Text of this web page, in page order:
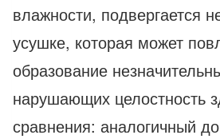
влажности, подвергается
усушке, которая может
образование
нарушающих целостность
сравнения: аналогичный